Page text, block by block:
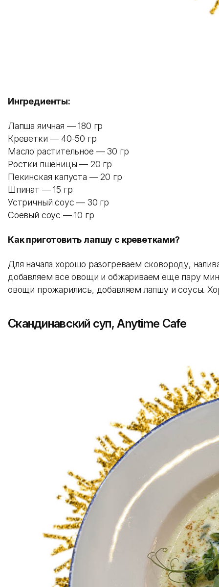
Ингредиенты:
Лапша яичная — 180 гр
Креветки — 40-50 гр
Масло растительное — 30 гр
Ростки пшеницы — 20 гр
Пекинская капуста — 20 гр
Шпинат — 15 гр
Устричный соус — 30 гр
Соевый соус — 10 гр
Как приготовить лапшу с креветками?
Для начала хорошо разогреваем сковороду,
добавляем все овощи и обжариваем еще пару
овощи прожарились, добавляем лапшу и соусы.
Скандинавский суп, Anytime Сafe